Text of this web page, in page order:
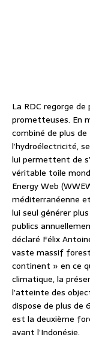
La RDC regorge
prometteuses. En
combiné de plus
l’hydroélectricité,
lui permettent de
véritable toile
Energy Web
méditerranéenne
lui seul générer
publics
déclaré Félix
vaste massif
continent » en ce
climatique, la
l’atteinte des
dispose de plus de
est la deuxième
avant l’Indonésie.